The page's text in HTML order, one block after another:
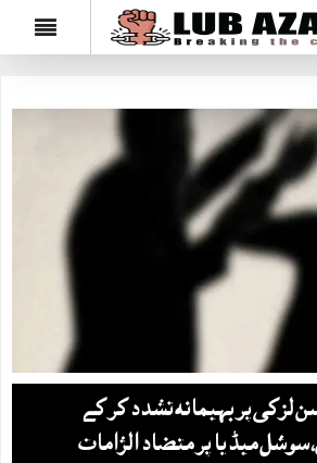
لڑکی پر بہیمانہ تشدد کر کے
سوشل میڈیا پر متضاد الزامات